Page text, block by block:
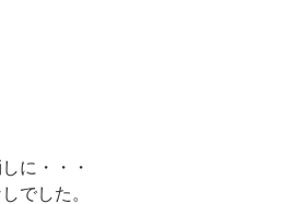
に・・・
でした。